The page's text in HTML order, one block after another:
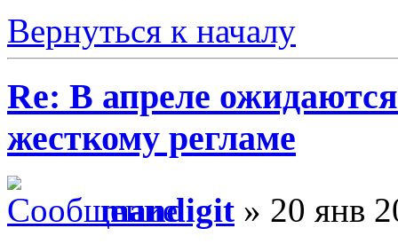
Вернуться к началу
Re: В апреле
жесткому регламе
mandigit » 20 янв